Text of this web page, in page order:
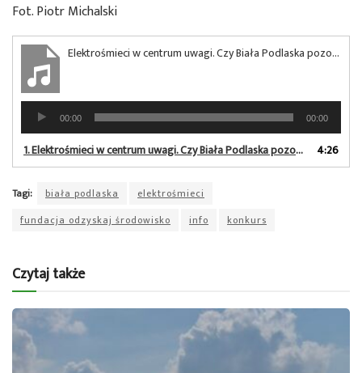
Fot. Piotr Michalski
Elektrośmieci w centrum uwagi. Czy Biała Podlaska pozostanie z tytułem Stolicy Recyklingu?
Odtwarzacz
plików
dźwiękowych
00:00 00:00
1.Elektrośmieci w centrum uwagi. Czy Biała Podlaska pozostanie z tytułem Stolicy Recyklingu? 4:26
Tagi: biała podlaska
elektrośmieci
fundacja odzyskaj środowisko
info konkurs
Czytaj także